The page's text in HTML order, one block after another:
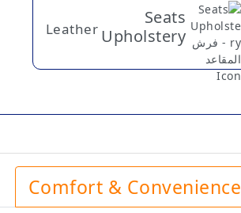
Seats
Upholstery
Leather
Comfort & Convenience